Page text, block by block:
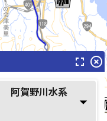
fullscreen highlight_off
阿賀野川水系
arrow_drop_down